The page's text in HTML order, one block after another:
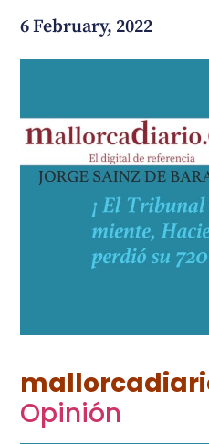
6 February, 2022
Opinión